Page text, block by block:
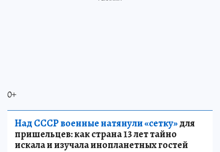
0+
Над СССР военные натянули «сетку»для
пришельцев: как страна 13 лет тайно
искала и изучала инопланетных гостей